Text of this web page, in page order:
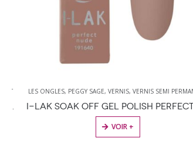
LES ONGLES,PEGGY SAGE ,VERNIS,VERNIS SEMI PERMANENT
I-LAK SOAK OFF GEL POLISH PERFECT NUDE – 11ML
VOIR +